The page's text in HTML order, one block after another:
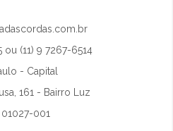
ou (11) 9 7267-6514
- Capital
161 - Bairro Luz
01027-001